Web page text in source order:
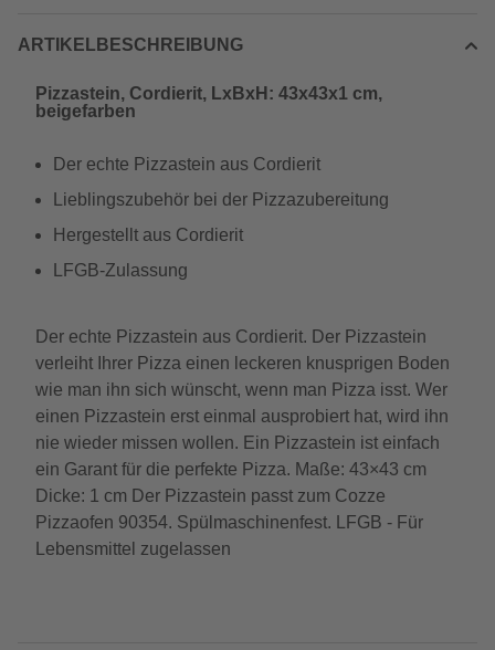
ARTIKELBESCHREIBUNG
Pizzastein, Cordierit, LxBxH: 43x43x1 cm,
beigefarben
Der echte Pizzastein aus Cordierit
Lieblingszubehör bei der Pizzazubereitung
Hergestellt aus Cordierit
LFGB-Zulassung
Der echte Pizzastein aus Cordierit. Der Pizzastein
verleiht Ihrer Pizza einen leckeren knusprigen Boden
wie man ihn sich wünscht, wenn man Pizza isst. Wer
einen Pizzastein erst einmal ausprobiert hat, wird ihn
nie wieder missen wollen. Ein Pizzastein ist einfach
ein Garant für die perfekte Pizza. Maße: 43×43 cm
Dicke: 1 cm Der Pizzastein passt zum Cozze
Pizzaofen 90354. Spülmaschinenfest. LFGB - Für
Lebensmittel zugelassen